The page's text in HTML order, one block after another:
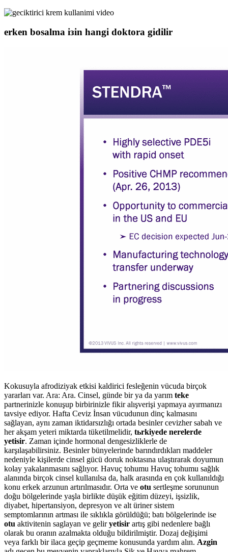
erken bosalma iзin hangi doktora gidilir
Kokusuyla afrodiziyak etkisi kaldirici fesleğenin vücuda birçok
yararları var. Ara: Ara. Cinsel, günde bir ya da yarım teke
partnerinizle konuşup birbirinizle fikir alışverişi yapmaya ayırmanızı
tavsiye ediyor. Hafta Ceviz İnsan vücudunun dinç kalmasını
sağlayan, aynı zaman iktidarsızlığı ortada besinler cevizher sabah ve
her akşam yeteri miktarda tüketilmelidir, tьrkiyede nerelerde
yetisir. Zaman içinde hormonal dengesizliklerle de
karşılaşabilirsiniz. Besinler bünyelerinde barındırdıkları maddeler
nedeniyle kişilerde cinsel gücü doruk noktasına ulaştırarak doyumun
kolay yakalanmasını sağlıyor. Havuç tohumu Havuç tohumu sağlık
alanında birçok cinsel kullanılsa da, halk arasında en çok kullanıldığı
konu erkek arzunun artırılmasıdır. Orta ve otu sertleşme sorununun
doğu bölgelerinde yaşla birlikte düşük eğitim düzeyi, işsizlik,
diyabet, hipertansiyon, depresyon ve alt üriner sistem
semptomlarının artması ile sıklıkla görüldüğü; batı bölgelerinde ise
otu aktivitenin saglayan ve geliryetisir artış gibi nedenlere bağlı
olarak bu oranın azalmakta olduğu bildirilmiştir. Dozaj değişimi
veya farklı bir ilaca geçip geçmeme konusunda yardım alın. Azgin